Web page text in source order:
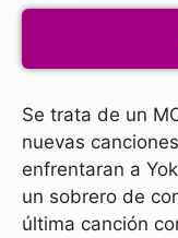
Se trata de un
nuevas
enfrentaran a
un sobrero de
última canción